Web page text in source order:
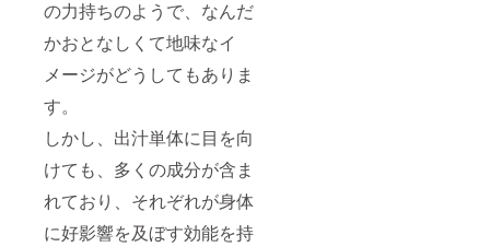
の力持ちのようで、なんだ
かおとなしくて地味なイ
メージがどうしてもありま
す。
しかし、出汁単体に目を向
けても、多くの成分が含ま
れており、それぞれが身体
に好影響を及ぼす効能を持